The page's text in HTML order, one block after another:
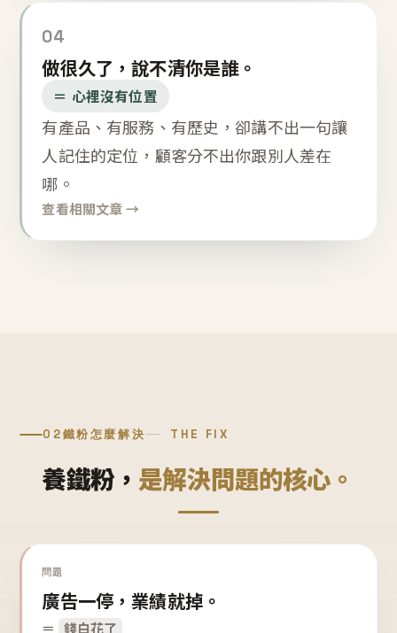
04
做很久了，說不清你是誰。
＝ 心裡沒有位置
有產品、有服務、有歷史，卻講不出一句讓
人記住的定位，顧客分不出你跟別人差在
哪。
查看相關文章 →
02鐵粉怎麼解決 THE FIX
養鐵粉， 是解決問題的核心。
問題
廣告一停，業績就掉。
＝ 錢白花了